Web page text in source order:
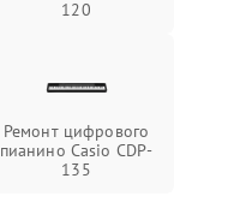
120
Ремонт цифрового
пианино Casio CDP-
135